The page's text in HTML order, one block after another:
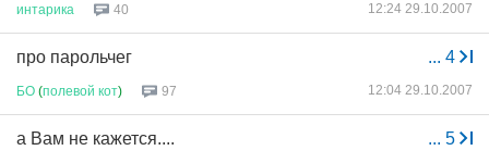
интарика 40 12:24 29.10.2007
... 4
про парольчег
БО (полевой кот) 97 12:04 29.10.2007
... 5
а Вам не кажется....